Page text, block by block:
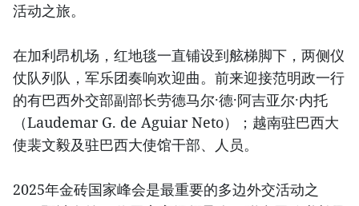
活动之旅。
在加利昂机场，红地毯一直铺设到舷梯脚下，两侧仪
仗队列队，军乐团奏响欢迎曲。前来迎接范明政一行
的有巴西外交部副部长劳德马尔·德·阿吉亚尔·内托
（Laudemar G. de Aguiar Neto）；越南驻巴西大
使裴文毅及驻巴西大使馆干部、人员。
2025年金砖国家峰会是最重要的多边外交活动之